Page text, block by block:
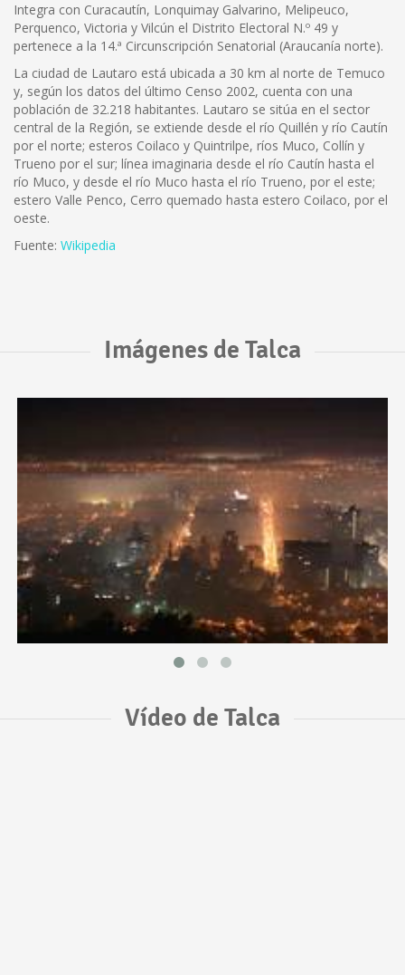
Integra con Curacautín, Lonquimay Galvarino, Melipeuco,
Perquenco, Victoria y Vilcún el Distrito Electoral N.º 49 y
pertenece a la 14.ª Circunscripción Senatorial (Araucanía norte).
La ciudad de Lautaro está ubicada a 30 km al norte de Temuco
y, según los datos del último Censo 2002, cuenta con una
población de 32.218 habitantes. Lautaro se sitúa en el sector
central de la Región, se extiende desde el río Quillén y río Cautín
por el norte; esteros Coilaco y Quintrilpe, ríos Muco, Collín y
Trueno por el sur; línea imaginaria desde el río Cautín hasta el
río Muco, y desde el río Muco hasta el río Trueno, por el este;
estero Valle Penco, Cerro quemado hasta estero Coilaco, por el
oeste.
Fuente: Wikipedia
Imágenes de Talca
Vídeo de Talca